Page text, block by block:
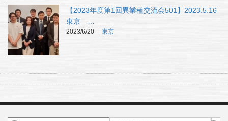
【2023年度第1回異業種交流会501】2023.5.16
東京 …
2023/6/20 東京